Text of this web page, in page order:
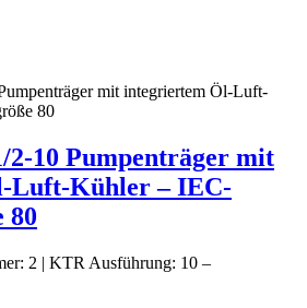
10 Pumpenträger mit
Luft-Kühler – IEC-
80
2 | KTR Ausführung: 10 –